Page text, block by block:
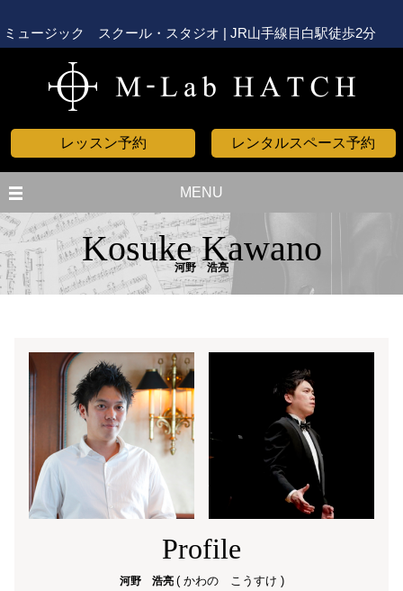
ミュージック スクール・スタジオ | JR山手線目白駅徒歩2分
レッスン予約 レンタルスペース予約
MENU
Kosuke Kawano
河野 浩亮
Profile
河野 浩亮 ( かわの こうすけ )